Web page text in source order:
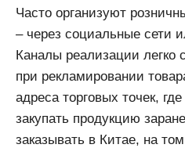
Часто организуют
– через социальные сети
Каналы реализации легко
при рекламировании
адреса торговых точек,
закупать продукцию
заказывать в Китае, на